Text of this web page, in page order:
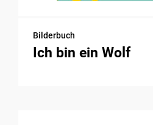
Bilderbuch
Ich bin ein Wolf